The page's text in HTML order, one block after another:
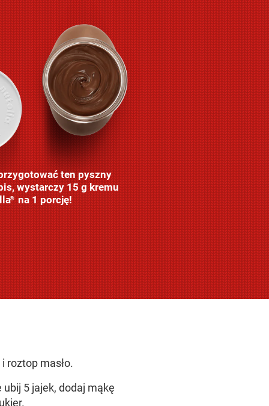
ten pyszny
wystarczy 15 g kremu
®na 1 porcję!
roztop masło.
ubij 5 jajek, dodaj mąkę